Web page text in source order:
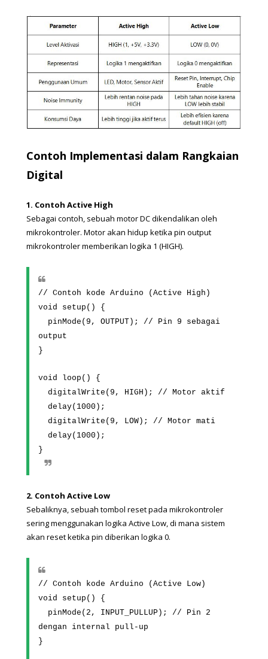
Contoh Implementasi dalam Rangkaian
Digital
1. Contoh Active High
Sebagai contoh, sebuah motor DC dikendalikan oleh
mikrokontroler. Motor akan hidup ketika pin output
mikrokontroler memberikan logika 1 (HIGH).
// Contoh kode Arduino (Active High)
void setup() {
pinMode(9, OUTPUT); // Pin 9 sebagai
output
}
void loop() {
digitalWrite(9, HIGH); // Motor aktif
delay(1000);
digitalWrite(9, LOW); // Motor mati
delay(1000);
}
2. Contoh Active Low
Sebaliknya, sebuah tombol reset pada mikrokontroler
sering menggunakan logika Active Low, di mana sistem
akan reset ketika pin diberikan logika 0.
// Contoh kode Arduino (Active Low)
void setup() {
pinMode(2, INPUT_PULLUP); // Pin 2
dengan internal pull-up
}